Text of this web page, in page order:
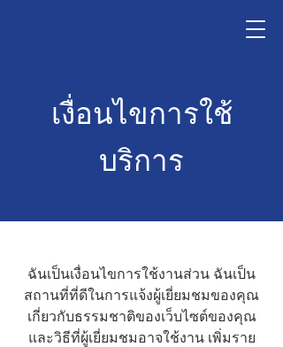
เงื่อนไขการใช้
บริการ
ฉันเป็นเงื่อนไขการใช้งานส่วน ฉันเป็น
สถานที่ที่ดีในการแจ้งผู้เยี่ยมชมของคุณ
เกี่ยวกับธรรมชาติของเว็บไซต์ของคุณ
และวิธีที่ผู้เยี่ยมชมอาจใช้งาน เพิ่มราย